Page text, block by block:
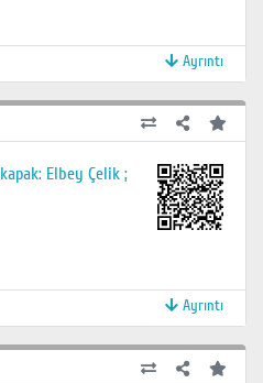
Ayrıntı
Elbey Çelik ;
Ayrıntı